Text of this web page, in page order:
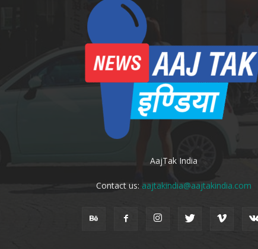
AajTak India
Contact us: aajtakindia@aajtakindia.com